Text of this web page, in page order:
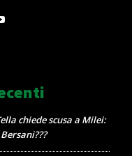
chiede scusa a Milei: